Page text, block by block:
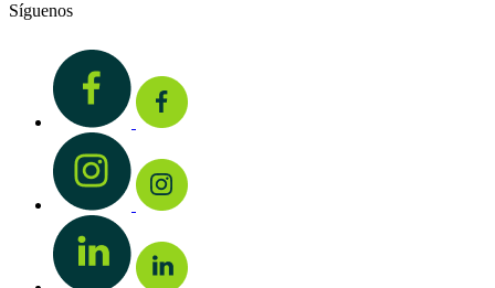
Síguenos